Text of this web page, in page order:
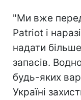
"Ми вже
Patriot і
надати
запасів.
будь-яких
Україні